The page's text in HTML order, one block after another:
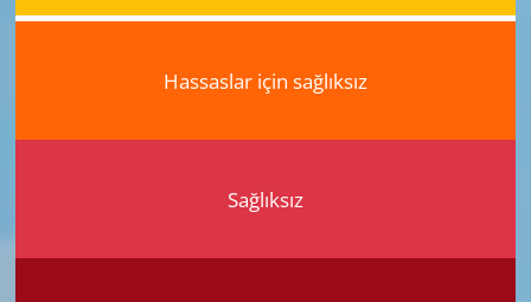
Hassaslar için sağlıksız
Sağlıksız